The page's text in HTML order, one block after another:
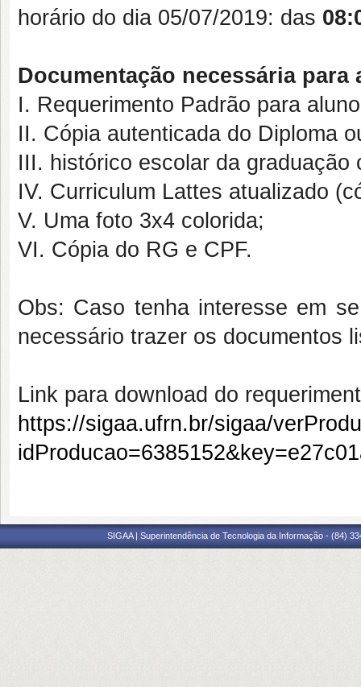
horário do dia 05/07/2019: das
Documentação necessária para
I. Requerimento Padrão para
II. Cópia autenticada do Diploma
III. histórico escolar da graduação
IV. Curriculum Lattes atualizado
V. Uma foto 3x4 colorida;
VI. Cópia do RG e CPF.
Obs: Caso tenha interesse em
necessário trazer os documentos
Link para download do
https://sigaa.ufrn.br/sigaa/
SIGAA | Superintendência de Tecnologia da Informação - (84)